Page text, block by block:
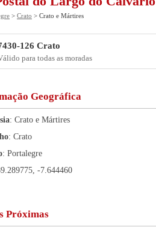
> Crato > Crato e Mártires
126 Crato
para todas as moradas
Geográfica
: Crato e Mártires
: Crato
: Portalegre
-7.644460
Próximas